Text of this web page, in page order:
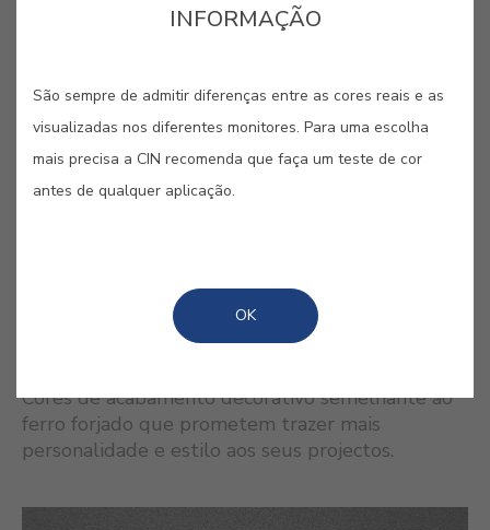
COMPRAR ONLINE
CORES RELACIONADAS
Cores de acabamento decorativo semelhante ao
ferro forjado que prometem trazer mais
personalidade e estilo aos seus projectos.
INFORMAÇÃO
São sempre de admitir diferenças entre as cores reais e as
visualizadas nos diferentes monitores. Para uma escolha
mais precisa a CIN recomenda que faça um teste de cor
antes de qualquer aplicação.
OK